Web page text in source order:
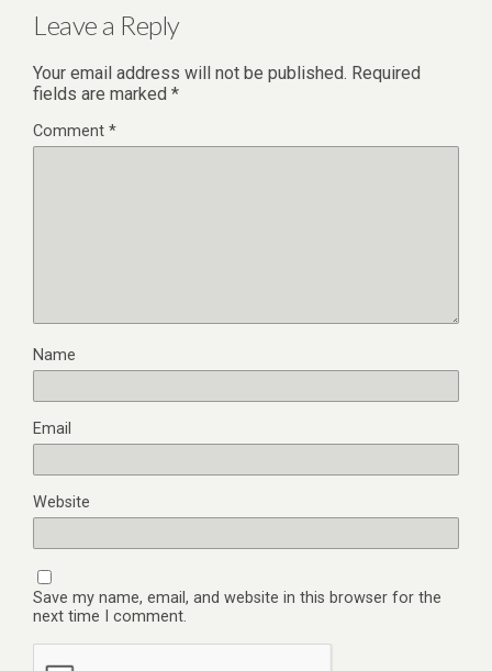
Leave a Reply
Your email address will not be published. Required
fields are marked *
Comment *
Name
Email
Website
Save my name, email, and website in this browser for the
next time I comment.